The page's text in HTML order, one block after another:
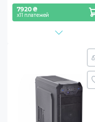
7920 ₴
х11 платежей